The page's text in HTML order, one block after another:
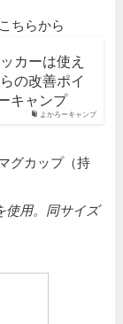
ちらから
よかろーキャンプ
カーは使え
の改善ポイ
キャンプ
グカップ（持
使用。同サイズ